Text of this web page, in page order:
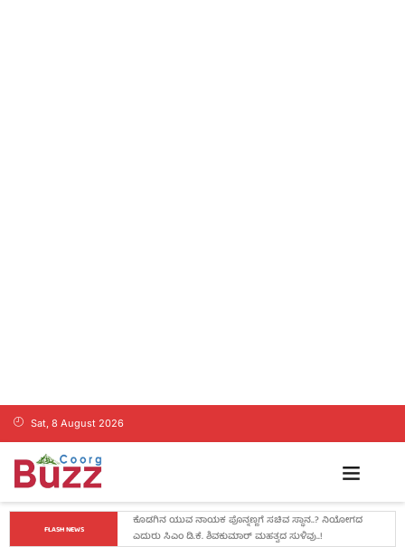
Sat, 8 August 2026
FLASH NEWS
ಡ್ರಗ್ಸ್ ಬೇಡ, ಕನಸುಗಳನ್ನು ಬೆನ್ನಟ್ಟಿ: ಬೆಂಗಳೂರಿನಲ್ಲಿ ಕೊಡಗು ಬ್ಯಾಡ್ಮಿಂಟನ್
ಟೂರ್ನಿ ಯಶಸ್ವಿ